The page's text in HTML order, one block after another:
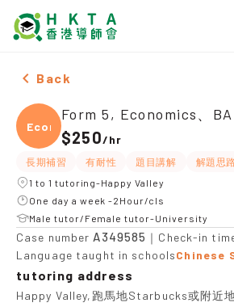
Female Form 5, Economics、
Back
Econ
Form 5, Economics、
$250/hr
長期補習 有耐性 題目講解 解題思
1 to 1 tutoring-Happy Valley
One day a week -2Hour/cls
Male tutor/Female tutor-University
Case number A349585 ｜Check-in
Language taught in schoolsChinese
tutoring address
Happy Valley,跑馬地Starbucks或附近